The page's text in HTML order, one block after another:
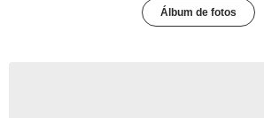
Álbum de fotos